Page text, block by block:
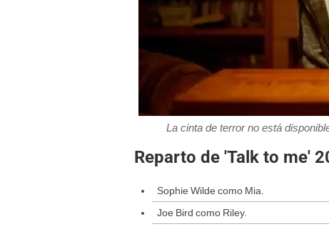
La cinta de terror no está
Reparto de 'Talk to me'
Sophie Wilde como Mia.
Joe Bird como Riley.